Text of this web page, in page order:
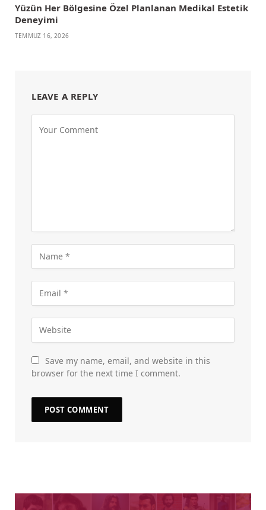
Yüzün Her Bölgesine Özel Planlanan Medikal Estetik
Deneyimi
TEMMUZ 16, 2026
LEAVE A REPLY
Save my name, email, and website in this
browser for the next time I comment.